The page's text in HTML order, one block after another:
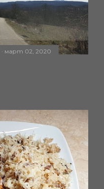
март 02, 2020